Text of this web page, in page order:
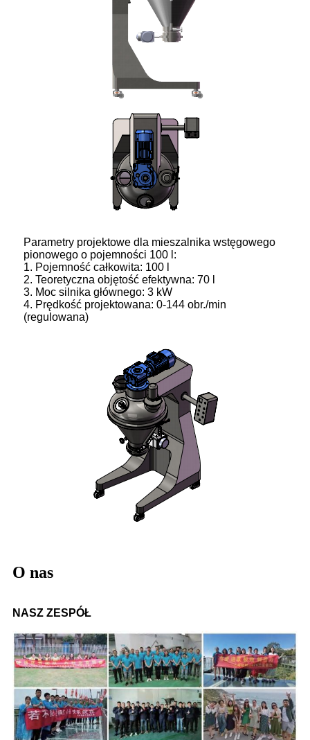
Parametry projektowe dla mieszalnika wstęgowego
pionowego o pojemności 100 l:
1. Pojemność całkowita: 100 l
2. Teoretyczna objętość efektywna: 70 l
3. Moc silnika głównego: 3 kW
4. Prędkość projektowana: 0-144 obr./min
(regulowana)
O nas
NASZ ZESPÓŁ